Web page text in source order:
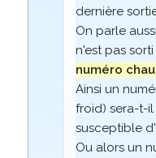
dernière
On parle
n'est pas
numéro
Ainsi un
froid) sera-t-
susceptible
Ou alors un